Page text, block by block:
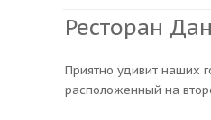
Ресторан
Приятно удивит наших
расположенный на